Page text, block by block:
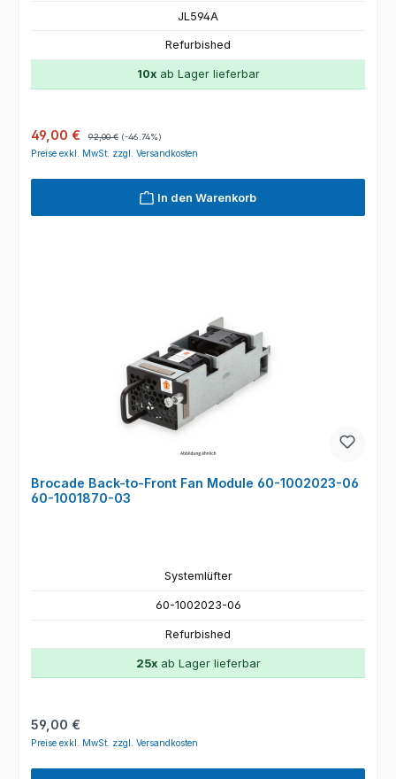
JL594A
Refurbished
10xab Lager lieferbar
Verkaufspreis:
49,00 € Regulärer Preis:
92,00 € (-46.74%)
Preise exkl. MwSt. zzgl. Versandkosten
In den Warenkorb
Brocade Back-to-Front Fan Module 60-1002023-06
60-1001870-03
Systemlüfter
60-1002023-06
Refurbished
25xab Lager lieferbar
Regulärer Preis:
59,00 €
Preise exkl. MwSt. zzgl. Versandkosten